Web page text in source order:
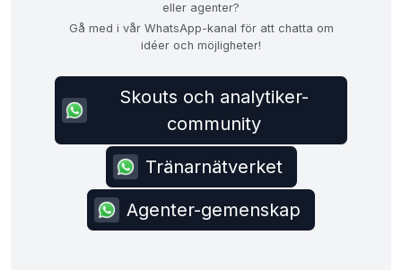
eller agenter?
Gå med i vår WhatsApp-kanal för att chatta om
idéer och möjligheter!
Skouts och analytiker-
community
Tränarnätverket
Agenter-gemenskap